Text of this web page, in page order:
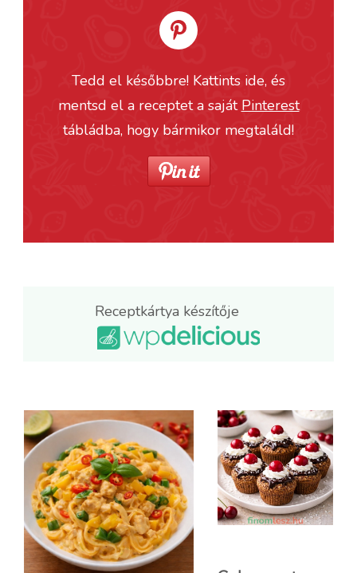
Tedd el későbbre! Kattints ide, és
mentsd el a receptet a saját Pinterest
tábládba, hogy bármikor megtaláld!
Receptkártya készítője